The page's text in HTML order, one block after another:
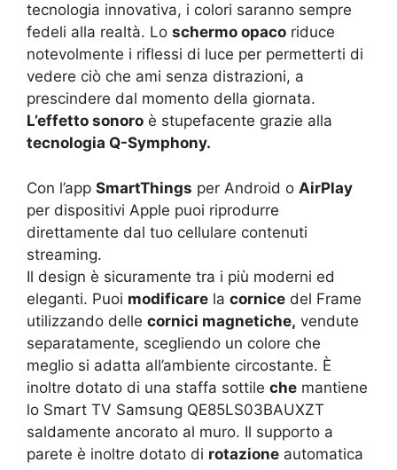
tecnologia innovativa, i colori saranno sempre
fedeli alla realtà. Lo schermo opaco riduce
notevolmente i riflessi di luce per permetterti di
vedere ciò che ami senza distrazioni, a
prescindere dal momento della giornata.
L’effetto sonoro è stupefacente grazie alla
tecnologia Q-Symphony.
Con l’app SmartThings per Android o AirPlay
per dispositivi Apple puoi riprodurre
direttamente dal tuo cellulare contenuti
streaming.
Il design è sicuramente tra i più moderni ed
eleganti. Puoi modificare la cornice del Frame
utilizzando delle cornici magnetiche, vendute
separatamente, scegliendo un colore che
meglio si adatta all’ambiente circostante. È
inoltre dotato di una staffa sottile che mantiene
lo Smart TV Samsung QE85LS03BAUXZT
saldamente ancorato al muro. Il supporto a
parete è inoltre dotato di rotazione automatica